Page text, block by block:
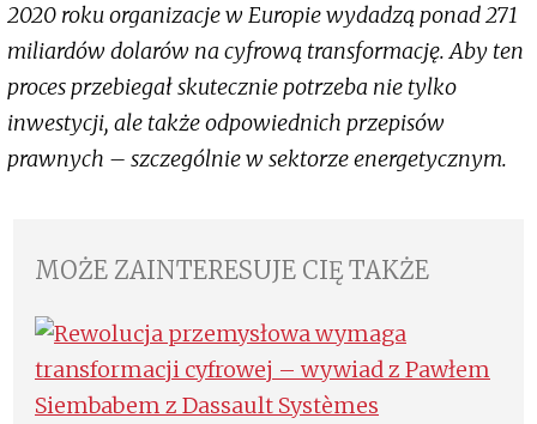
2020 roku organizacje w Europie wydadzą ponad 271
miliardów dolarów na cyfrową transformację. Aby ten
proces przebiegał skutecznie potrzeba nie tylko
inwestycji, ale także odpowiednich przepisów
prawnych – szczególnie w sektorze energetycznym.
MOŻE ZAINTERESUJE CIĘ TAKŻE